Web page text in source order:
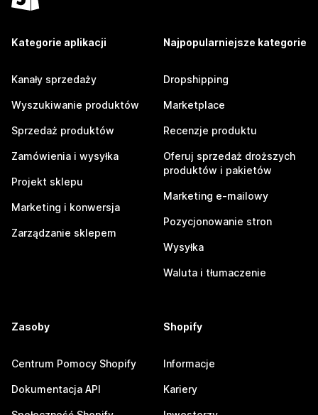
Kategorie aplikacji
Kanały sprzedaży
Wyszukiwanie produktów
Sprzedaż produktów
Zamówienia i wysyłka
Projekt sklepu
Marketing i konwersja
Zarządzanie sklepem
Najpopularniejsze kategorie
Dropshipping
Marketplace
Recenzje produktu
Oferuj sprzedaż droższych
produktów i pakietów
Marketing e-mailowy
Pozycjonowanie stron
Wysyłka
Waluta i tłumaczenie
Zasoby
Centrum Pomocy Shopify
Dokumentacja API
Shopify
Informacje
Kariery